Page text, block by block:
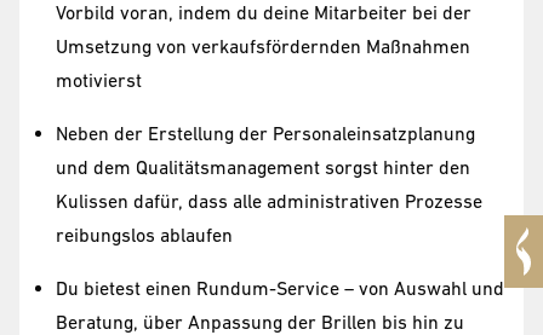
Vorbild voran, indem du deine Mitarbeiter bei der
Umsetzung von verkaufsfördernden Maßnahmen
motivierst
Neben der Erstellung der Personaleinsatzplanung
und dem Qualitätsmanagement sorgst hinter den
Kulissen dafür, dass alle administrativen Prozesse
reibungslos ablaufen
Du bietest einen Rundum-Service – von Auswahl und
Beratung, über Anpassung der Brillen bis hin zu